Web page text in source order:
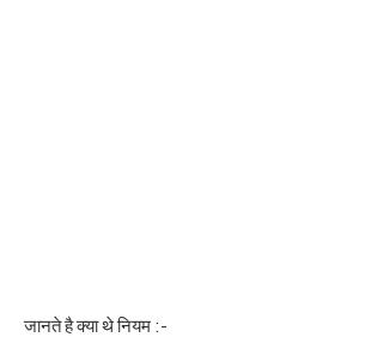
जानते है क्या थे नियम :-